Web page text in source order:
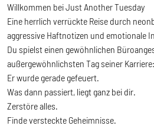
Willkommen bei Just Another Tuesday
Eine herrlich verrückte Reise durch
aggressive Haftnotizen und emotionale
Du spielst einen gewöhnlichen
außergewöhnlichsten Tag seiner Karriere:
Er wurde gerade gefeuert.
Was dann passiert, liegt ganz bei dir.
Zerstöre alles.
Finde versteckte Geheimnisse.